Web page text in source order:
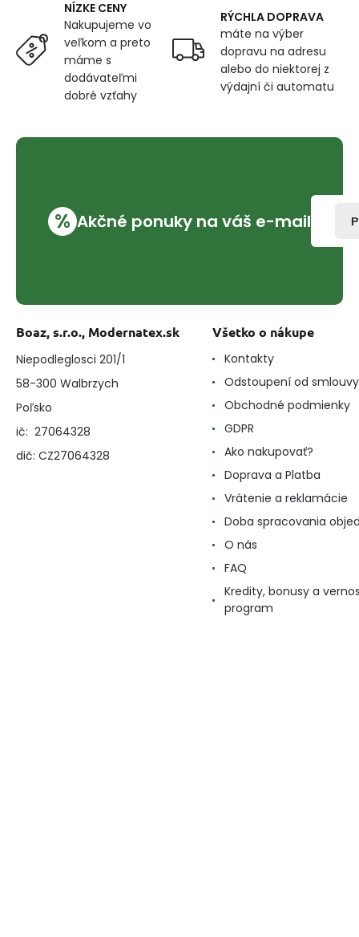
NÍZKE CENY
Nakupujeme vo
veľkom a preto
máme s
dodávateľmi
dobré vzťahy
RÝCHLA DOPRAVA
máte na výber
dopravu na adresu
alebo do niektorej z
výdajní či automatu
% Akčné ponuky na váš e-mail
Boaz, s.r.o., Modernatex.sk
Niepodleglosci 201/1
58-300 Walbrzych
Poľsko
ič: 27064328
dič: CZ27064328
Všetko o nákupe
Kontakty
Odstoupení od smlouvy
Obchodné podmienky
GDPR
Ako nakupovať?
Doprava a Platba
Vrátenie a reklamácie
Doba spracovania
O nás
FAQ
Kredity, bonusy a
program